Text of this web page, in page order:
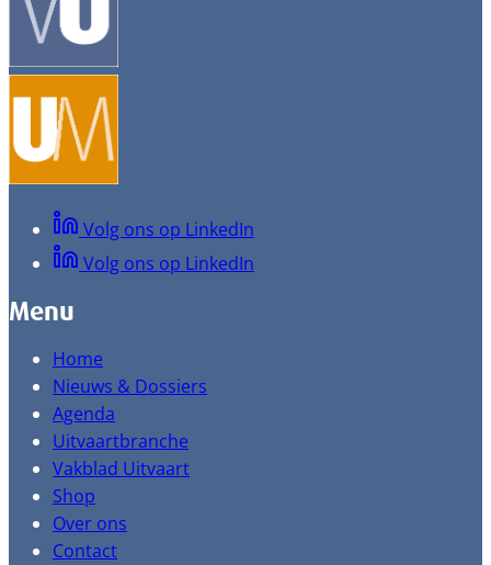
Volg ons op LinkedIn
Volg ons op LinkedIn
Menu
Home
Nieuws & Dossiers
Agenda
Uitvaartbranche
Vakblad Uitvaart
Shop
Over ons
Contact